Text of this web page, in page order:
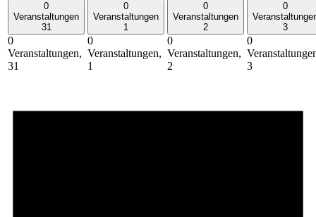
0
Veranstaltungen
31
0
Veranstaltungen,
31
0
Veranstaltungen
1
0
Veranstaltungen,
1
0
Veranstaltungen
2
0
Veranstaltungen,
2
0
3
0
3